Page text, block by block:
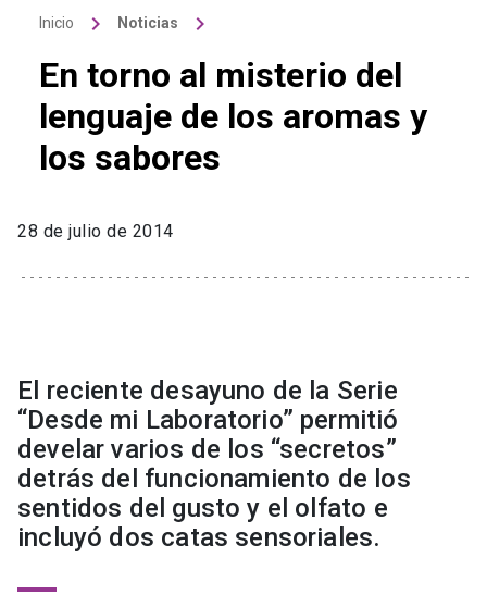
Inicio keyboard_arrow_right Noticias keyboard_arrow_right
En torno al misterio del
lenguaje de los aromas y
los sabores
28 de julio de 2014
El reciente desayuno de la Serie
“Desde mi Laboratorio” permitió
develar varios de los “secretos”
detrás del funcionamiento de los
sentidos del gusto y el olfato e
incluyó dos catas sensoriales.